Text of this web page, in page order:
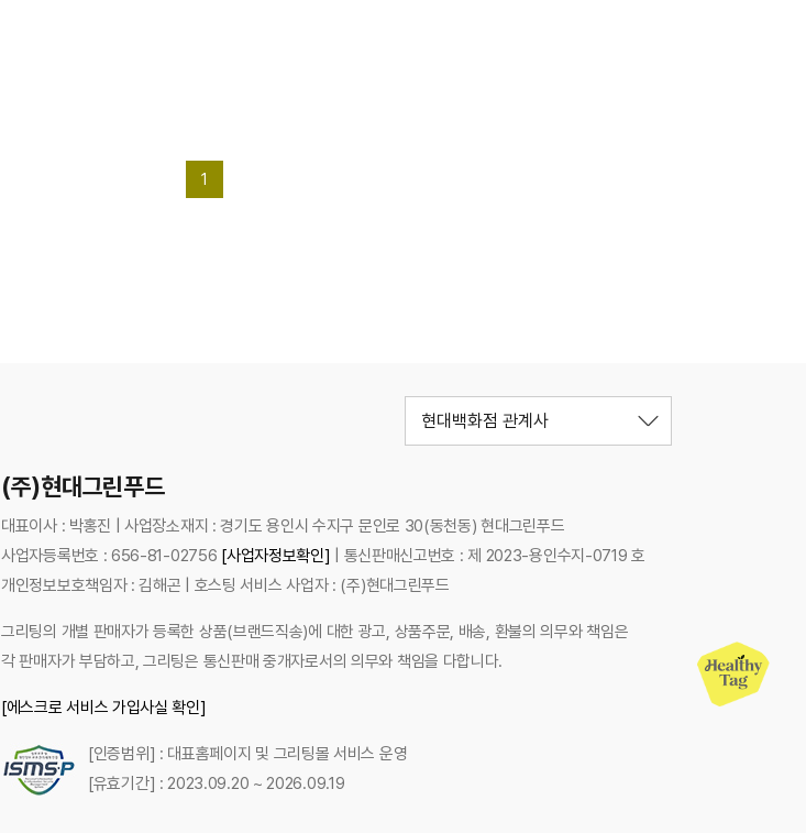
1
(주)현대그린푸드
대표이사 : 박홍진 | 사업장소재지 : 경기도 용인시 수지구 문인로 30(동천동) 현대그린푸드
사업자등록번호 : 656-81-02756 [사업자정보확인] | 통신판매신고번호 : 제 2023-용인수지-0719 호
개인정보보호책임자 : 김해곤 | 호스팅 서비스 사업자 : (주)현대그린푸드
그리팅의 개별 판매자가 등록한 상품(브랜드직송)에 대한 광고, 상품주문, 배송, 환불의 의무와 책임은
각 판매자가 부담하고, 그리팅은 통신판매 중개자로서의 의무와 책임을 다합니다.
[에스크로 서비스 가입사실 확인]
[인증범위] : 대표홈페이지 및 그리팅몰 서비스 운영
[유효기간] : 2023.09.20 ~ 2026.09.19
현대백화점 관계사